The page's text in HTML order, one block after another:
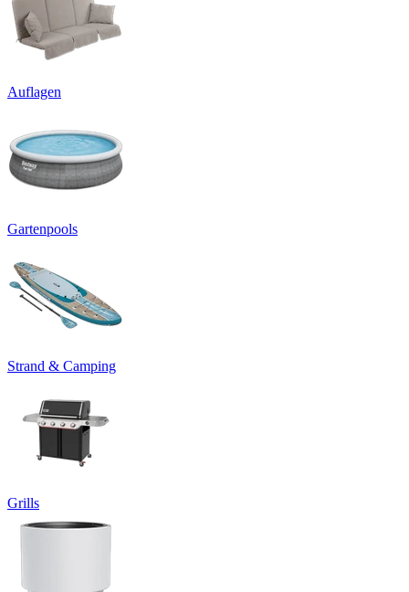
Auflagen
Gartenpools
Strand & Camping
Grills